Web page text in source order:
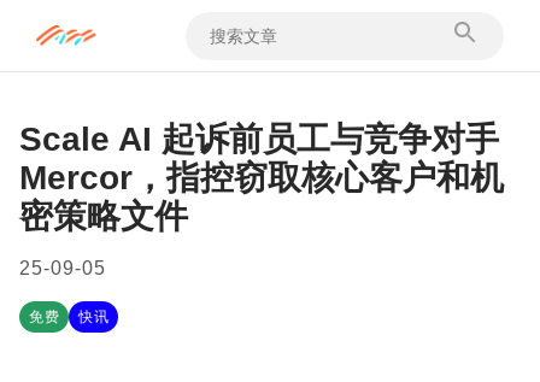
Scale AI 起诉前员工与竞争对手
Mercor，指控窃取核心客户和机
密策略文件
25-09-05
免费 快讯